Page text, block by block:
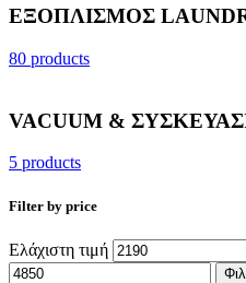
ΕΞΟΠΛΙΣΜΟΣ
80 products
VACUUM &
5 products
Filter by price
Ελάχιστη τιμή